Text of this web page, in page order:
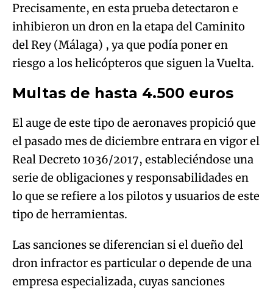
Precisamente, en esta prueba detectaron e
inhibieron un dron en la etapa del Caminito
del Rey (Málaga) , ya que podía poner en
riesgo a los helicópteros que siguen la Vuelta.
Multas de hasta 4.500 euros
El auge de este tipo de aeronaves propició que
el pasado mes de diciembre entrara en vigor el
Real Decreto 1036/2017, estableciéndose una
serie de obligaciones y responsabilidades en
lo que se refiere a los pilotos y usuarios de este
tipo de herramientas.
Las sanciones se diferencian si el dueño del
dron infractor es particular o depende de una
empresa especializada, cuyas sanciones